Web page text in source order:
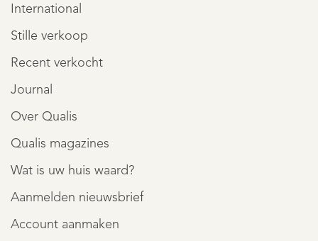
International
Stille verkoop
Recent verkocht
Journal
Over Qualis
Qualis magazines
Wat is uw huis waard?
Aanmelden nieuwsbrief
Account aanmaken